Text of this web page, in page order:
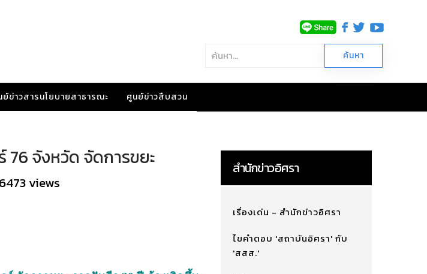
ย์ข่าวสารนโยบายสาธารณะ ศูนย์ข่าวสืบสวน
76 จังหวัด จัดการขยะ
6473 views
สำนักข่าวอิศรา
เรื่องเด่น - สำนักข่าวอิศรา
ไขคำตอบ 'สถาบันอิศรา' กับ
'สสส.'